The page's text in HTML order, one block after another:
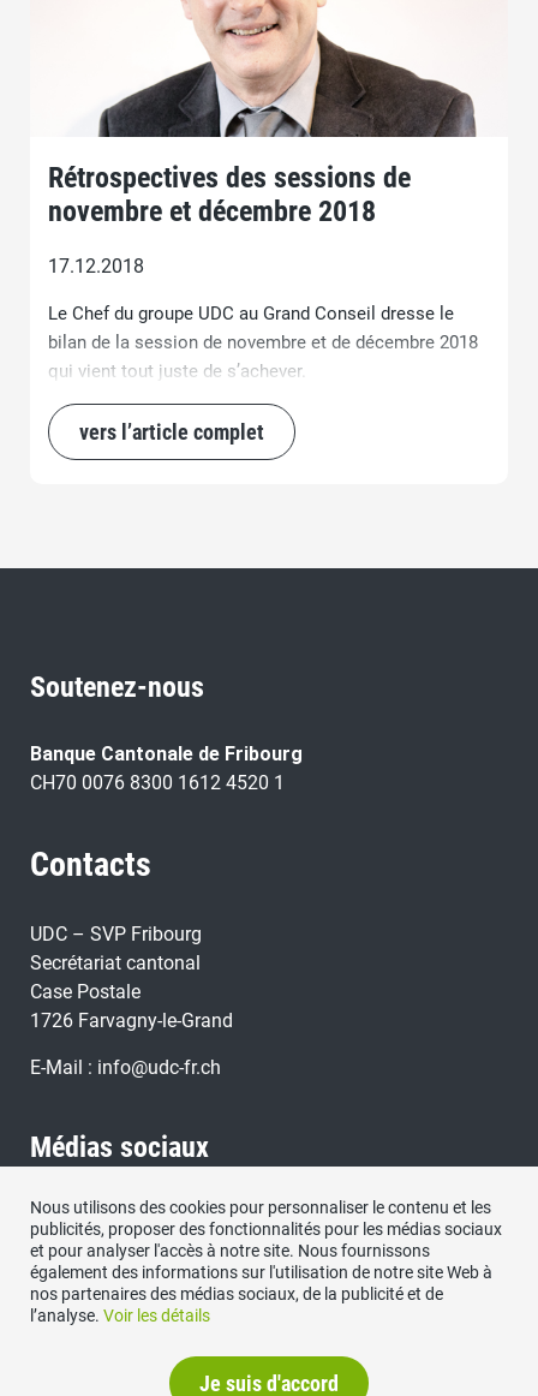
Rétrospectives des sessions de
novembre et décembre 2018
17.12.2018
Le Chef du groupe UDC au Grand Conseil dresse le
bilan de la session de novembre et de décembre 2018
qui vient tout juste de s’achever.
vers l’article complet
Soutenez-nous
Banque Cantonale de Fribourg
CH70 0076 8300 1612 4520 1
Contacts
UDC – SVP Fribourg
Secrétariat cantonal
Case Postale
1726 Farvagny-le-Grand
E-Mail : info@udc-fr.ch
Médias sociaux
Retrouvez nous sous:
Protection des données
Nous utilisons des cookies pour personnaliser le contenu et les
publicités, proposer des fonctionnalités pour les médias sociaux
et pour analyser l'accès à notre site. Nous fournissons
également des informations sur l'utilisation de notre site Web à
nos partenaires des médias sociaux, de la publicité et de
l’analyse. Voir les détails
Je suis d'accord